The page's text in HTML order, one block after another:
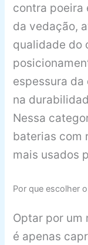
contra poeira
da vedação,
qualidade do
espessura
na
Nessa
baterias com
mais usados
Por que escolher
Optar por um
é apenas